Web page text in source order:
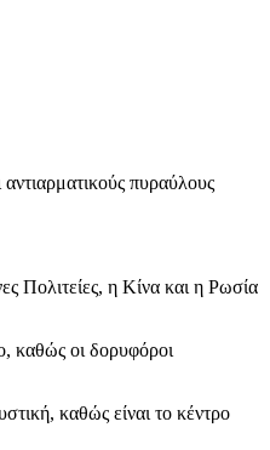
πυραύλους
Πολιτείες, η Κίνα και η Ρωσία
καθώς οι δορυφόροι
καθώς είναι το κέντρο